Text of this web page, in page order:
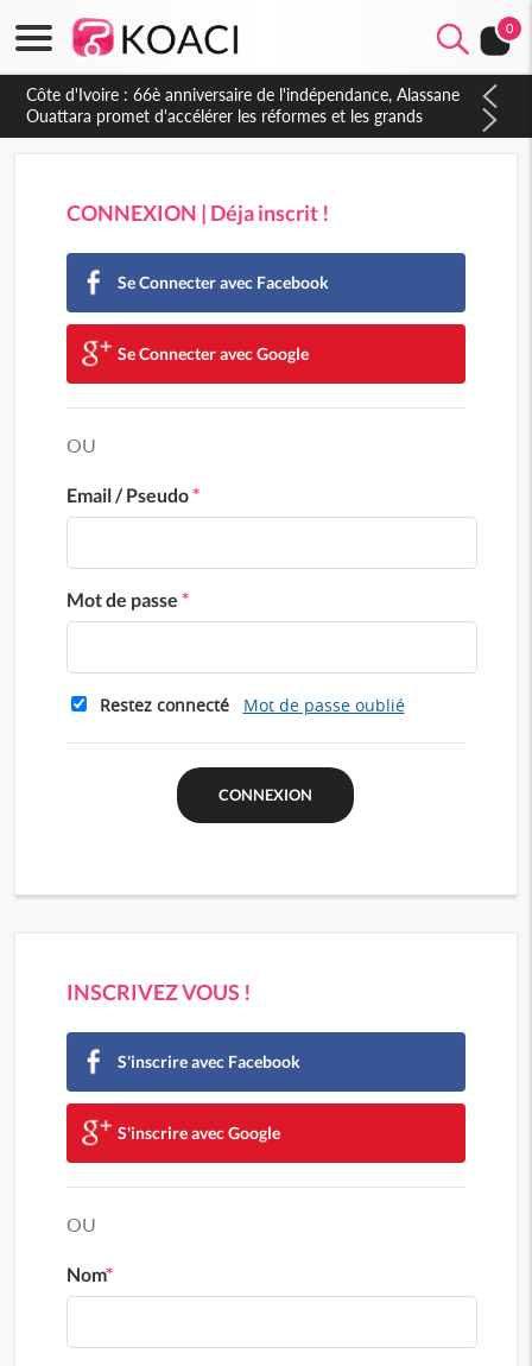
0
Côte d'Ivoire : 66è anniversaire de l'indépendance, Alassane
Ouattara promet d'accélérer les réformes et les grands
investissements pour une nation plus forte et plus prospère
CONNEXION | Déja inscrit !
Se Connecter avec Facebook
Se Connecter avec Google
OU
Email / Pseudo*
Mot de passe *
Restez connecté Mot de passe oublié
INSCRIVEZ VOUS !
S'inscrire avec Facebook
S'inscrire avec Google
OU
Nom*